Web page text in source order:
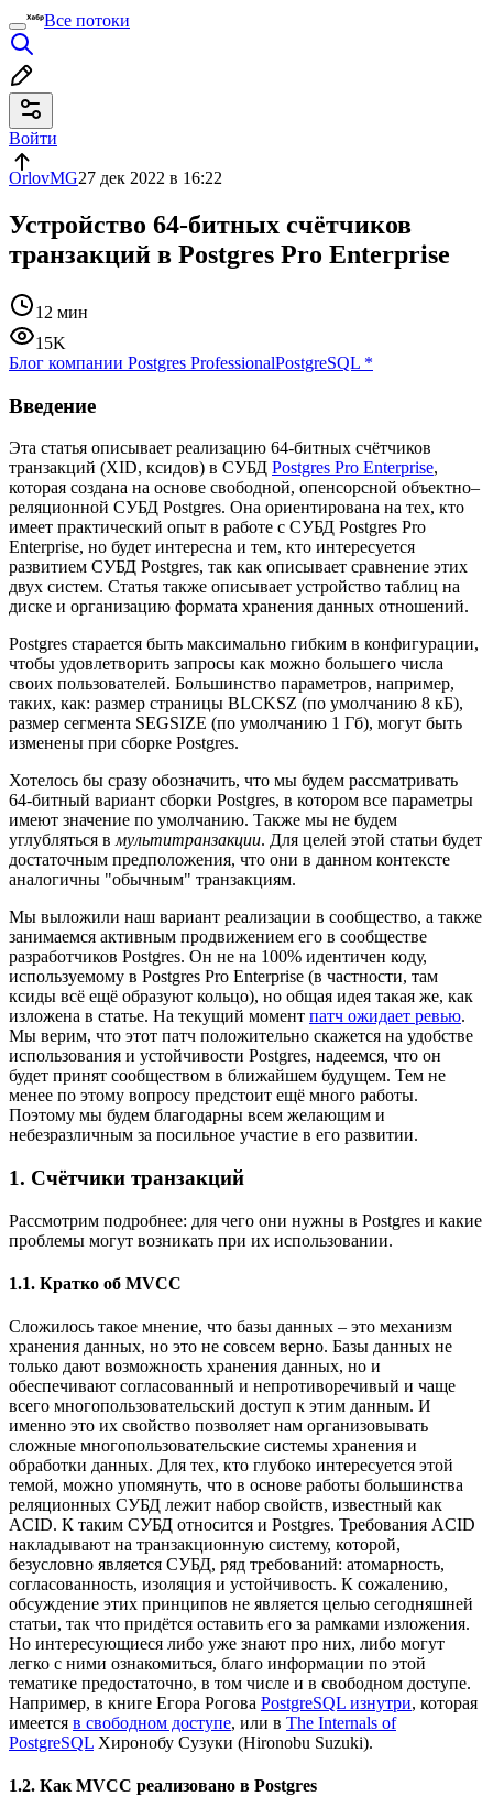
Все потоки
Войти
OrlovMG27 дек 2022 в 16:22
Устройство 64-битных счётчиков
транзакций в Postgres Pro Enterprise
12 мин
15K
Блог компании Postgres ProfessionalPostgreSQL *
Введение
Эта статья описывает реализацию 64-битных счётчиков
транзакций (XID, ксидов) в СУБД Postgres Pro Enterprise,
которая создана на основе свободной, опенсорсной объектно–
реляционной СУБД Postgres. Она ориентирована на тех, кто
имеет практический опыт в работе с СУБД Postgres Pro
Enterprise, но будет интересна и тем, кто интересуется
развитием СУБД Postgres, так как описывает сравнение этих
двух систем. Статья также описывает устройство таблиц на
диске и организацию формата хранения данных отношений.
Postgres старается быть максимально гибким в конфигурации,
чтобы удовлетворить запросы как можно большего числа
своих пользователей. Большинство параметров, например,
таких, как: размер страницы BLCKSZ (по умолчанию 8 кБ),
размер сегмента SEGSIZE (по умолчанию 1 Гб), могут быть
изменены при сборке Postgres.
Хотелось бы сразу обозначить, что мы будем рассматривать
64-битный вариант сборки Postgres, в котором все параметры
имеют значение по умолчанию. Также мы не будем
углубляться в мультитранзакции. Для целей этой статьи будет
достаточным предположения, что они в данном контексте
аналогичны "обычным" транзакциям.
Мы выложили наш вариант реализации в сообщество, а также
занимаемся активным продвижением его в сообществе
разработчиков Postgres. Он не на 100% идентичен коду,
используемому в Postgres Pro Enterprise (в частности, там
ксиды всё ещё образуют кольцо), но общая идея такая же, как
изложена в статье. На текущий момент патч ожидает ревью.
Мы верим, что этот патч положительно скажется на удобстве
использования и устойчивости Postgres, надеемся, что он
будет принят сообществом в ближайшем будущем. Тем не
менее по этому вопросу предстоит ещё много работы.
Поэтому мы будем благодарны всем желающим и
небезразличным за посильное участие в его развитии.
1. Счётчики транзакций
Рассмотрим подробнее: для чего они нужны в Postgres и какие
проблемы могут возникать при их использовании.
1.1. Кратко об MVCC
Сложилось такое мнение, что базы данных – это механизм
хранения данных, но это не совсем верно. Базы данных не
только дают возможность хранения данных, но и
обеспечивают согласованный и непротиворечивый и чаще
всего многопользовательский доступ к этим данным. И
именно это их свойство позволяет нам организовывать
сложные многопользовательские системы хранения и
обработки данных. Для тех, кто глубоко интересуется этой
темой, можно упомянуть, что в основе работы большинства
реляционных СУБД лежит набор свойств, известный как
ACID. К таким СУБД относится и Postgres. Требования ACID
накладывают на транзакционную систему, которой,
безусловно является СУБД, ряд требований: атомарность,
согласованность, изоляция и устойчивость. К сожалению,
обсуждение этих принципов не является целью сегодняшней
статьи, так что придётся оставить его за рамками изложения.
Но интересующиеся либо уже знают про них, либо могут
легко с ними ознакомиться, благо информации по этой
тематике предостаточно, в том числе и в свободном доступе.
Например, в книге Егора Рогова PostgreSQL изнутри, которая
имеется в свободном доступе, или в The Internals of
PostgreSQL Хиронобу Сузуки (Hironobu Suzuki).
1.2. Как MVCC реализовано в Postgres